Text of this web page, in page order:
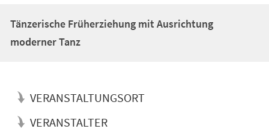
Tänzerische Früherziehung mit Ausrichtung
moderner Tanz
VERANSTALTUNGSORT
VERANSTALTER